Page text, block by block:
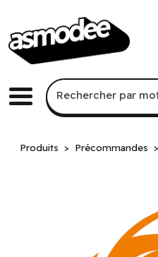
Menu
Recherche par
Rechercher par
Produits Précommandes